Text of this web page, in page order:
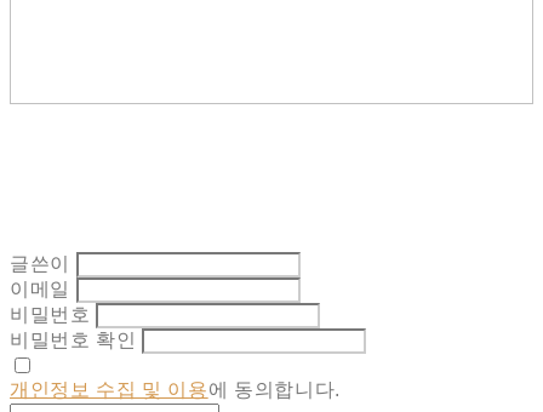
글쓴이
이메일
비밀번호
비밀번호 확인
개인정보 수집 및 이용에 동의합니다.